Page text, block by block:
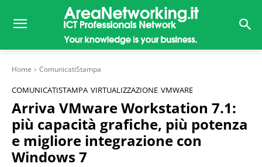
Home ComunicatiStampa
COMUNICATISTAMPA VIRTUALIZZAZIONE VMWARE
Arriva VMware Workstation 7.1:
più capacità grafiche, più potenza
e migliore integrazione con
Windows 7